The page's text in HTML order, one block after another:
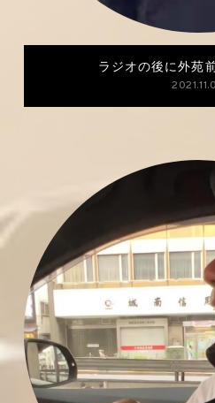
ラジオの後に外苑